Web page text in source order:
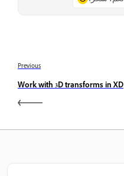
Previous
Work with 3D transforms in XD